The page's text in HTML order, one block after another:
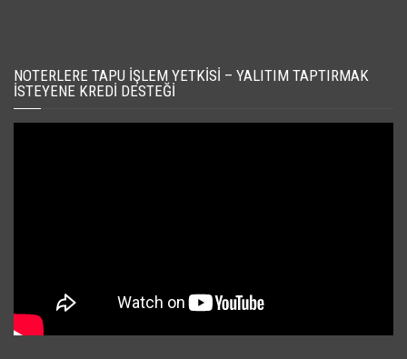
NOTERLERE TAPU İŞLEM YETKISI – YALITIM TAPTIRMAK
İSTEYENE KREDI DESTEĞI